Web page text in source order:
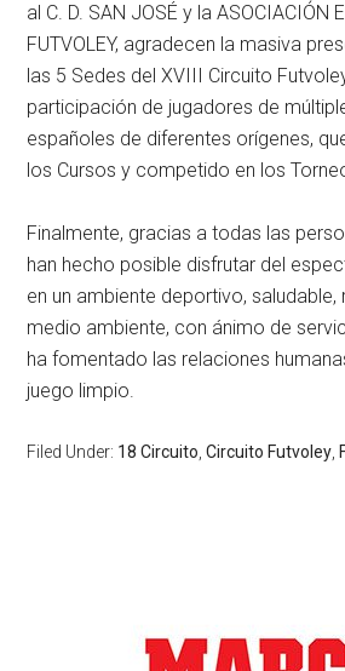
al C. D. SAN JOSÉ y la ASOCIACIÓN
FUTVOLEY, agradecen la masiva
las 5 Sedes del XVIII Circuito
participación de jugadores de
españoles de diferentes orígenes,
los Cursos y competido en los
Finalmente, gracias a todas las
han hecho posible disfrutar del
en un ambiente deportivo,
medio ambiente, con ánimo de
ha fomentado las relaciones
juego limpio.
Filed Under: 18 Circuito ,Circuito Futvoley